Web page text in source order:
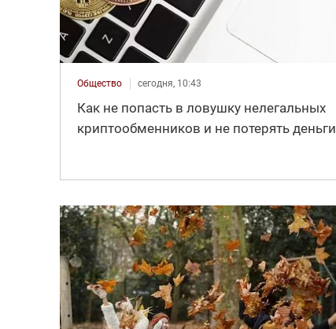
Общество сегодня, 10:43
Как не попасть в ловушку нелегальных
криптообменников и не потерять деньги